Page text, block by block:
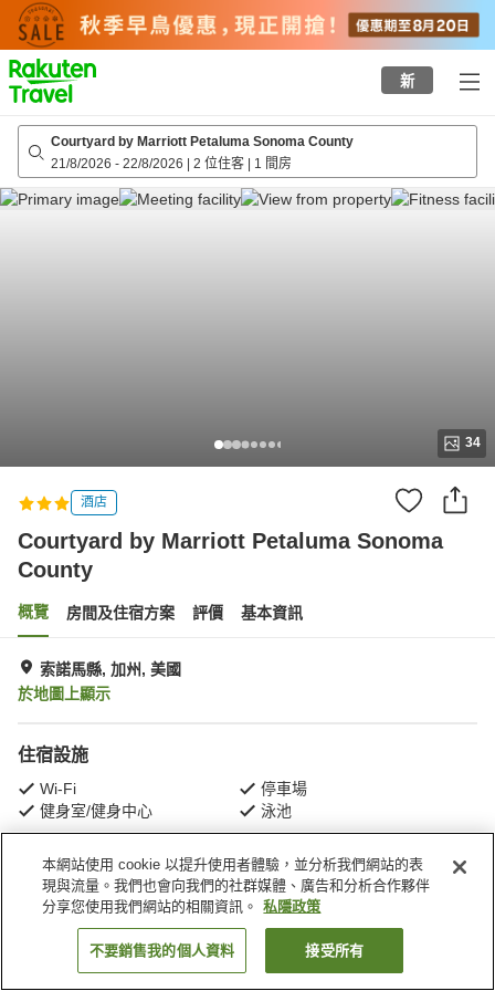
to
top
page
新
Courtyard by Marriott Petaluma Sonoma County
21/8/2026 - 22/8/2026 | 2 位住客 | 1 間房
34
酒店
Courtyard by Marriott Petaluma Sonoma
County
概覽 房間及住宿方案 評價 基本資訊
索諾馬縣, 加州, 美國
於地圖上顯示
住宿設施
Wi-Fi
停車場
健身室/健身中心
泳池
主頁 美國 加州
索諾馬縣
Courtyard by Marriott Petaluma Sonoma County
找客房
本網站使用 cookie 以提升使用者體驗，並分析我們網站的表
現與流量。我們也會向我們的社群媒體、廣告和分析合作夥伴
分享您使用我們網站的相關資訊。
私隱政策
不要銷售我的個人資料 接受所有